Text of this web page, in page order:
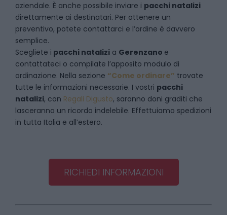
aziendale. È anche possibile inviare i pacchi natalizi
direttamente ai destinatari. Per ottenere un
preventivo, potete contattarci e l’ordine è davvero
semplice.
Scegliete i pacchi natalizi a Gerenzano e
contattateci o compilate l’apposito modulo di
ordinazione. Nella sezione “Come ordinare” trovate
tutte le informazioni necessarie. I vostri pacchi
natalizi, con Regali Digusto, saranno doni graditi che
lasceranno un ricordo indelebile. Effettuiamo spedizioni
in tutta Italia e all’estero.
RICHIEDI INFORMAZIONI